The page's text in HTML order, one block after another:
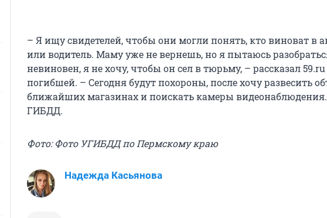
– Я ищу свидетелей, чтобы они могли понять, кто виноват в
или водитель. Маму уже не вернешь, но я пытаюсь
невиновен, я не хочу, чтобы он сел в тюрьму, – рассказал
погибшей. – Сегодня будут похороны, после хочу развесить
ближайших магазинах и поискать камеры
ГИБДД.
Фото: Фото УГИБДД по Пермскому краю
Надежда Касьянова